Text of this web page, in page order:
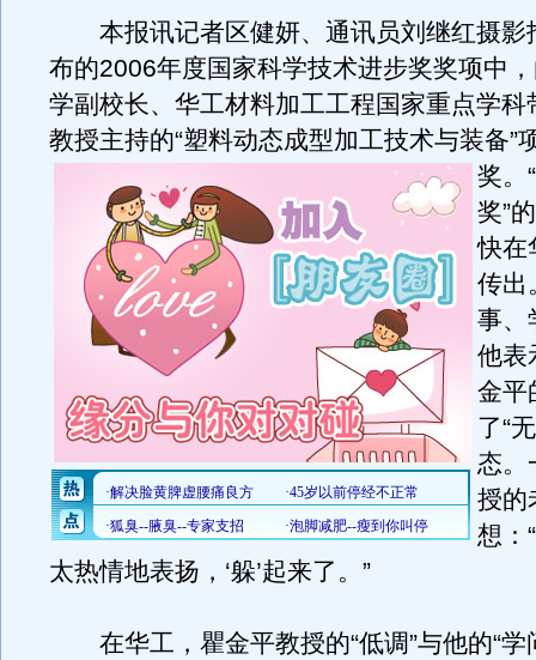
本报讯记者区健妍、通讯员刘继红摄影
布的2006年度国家科学技术进步奖奖项中
学副校长、华工材料加工工程国家重点学科
教授主持的“塑料动态成型加工技术与装备”
奖。
奖”
快在
传出
事、
他表
金平
了“
态。
授的
想：
太热情地表扬，‘躲’起来了。”
在华工，瞿金平教授的“低调”与他的“学